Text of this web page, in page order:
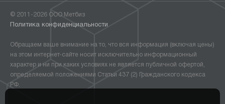
© 2011-2026 ООО Метбиз
Политика конфиденциальности
Обращаем ваше внимание на то, что вся информация (включая цены)
на этом интернет-сайте носит исключительно информационный
характер и ни при каких условиях не является публичной офертой,
определяемой положениями Статьи 437 (2) Гражданского кодекса
РФ.